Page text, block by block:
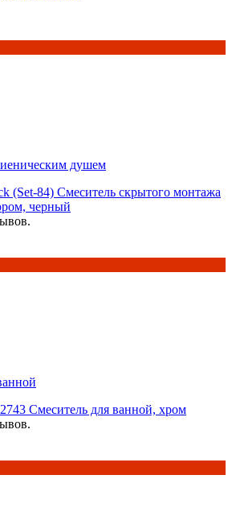
душем
(Set-84) Смеситель скрытого монтажа
черный
Смеситель для ванной, хром